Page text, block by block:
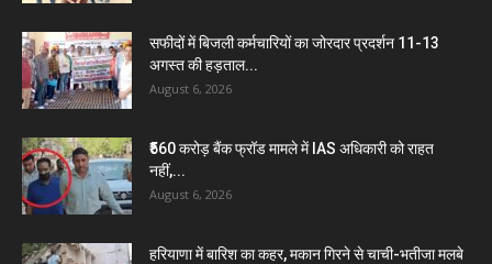
सफीदों में बिजली कर्मचारियों का जोरदार प्रदर्शन 11-13
अगस्त की हड़ताल...
August 6, 2026
₹560 करोड़ बैंक फ्रॉड मामले में IAS अधिकारी को राहत
नहीं,...
August 6, 2026
हरियाणा में बारिश का कहर, मकान गिरने से चाची-भतीजा मलबे